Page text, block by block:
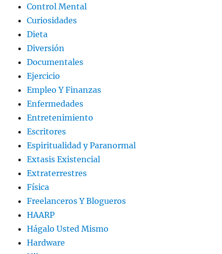
Control Mental
Curiosidades
Dieta
Diversión
Documentales
Ejercicio
Empleo Y Finanzas
Enfermedades
Entretenimiento
Escritores
Espiritualidad y Paranormal
Extasis Existencial
Extraterrestres
Física
Freelanceros Y Blogueros
HAARP
Hágalo Usted Mismo
Hardware